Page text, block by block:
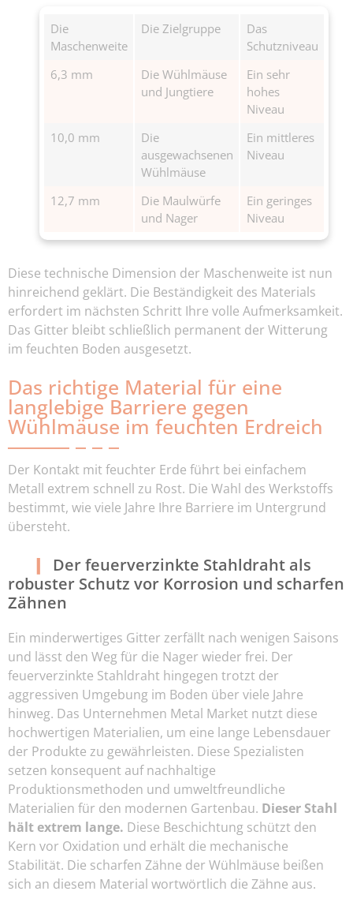
Die
Maschenweite
Die Zielgruppe
Das
Schutzniveau
6,3 mm
Die Wühlmäuse
und Jungtiere
Ein sehr
hohes
Niveau
10,0 mm
Die
ausgewachsenen
Wühlmäuse
Ein mittleres
Niveau
12,7 mm
Die Maulwürfe
und Nager
Ein geringes
Niveau
Diese technische Dimension der Maschenweite ist nun
hinreichend geklärt. Die Beständigkeit des Materials
erfordert im nächsten Schritt Ihre volle Aufmerksamkeit.
Das Gitter bleibt schließlich permanent der Witterung
im feuchten Boden ausgesetzt.
Das richtige Material für eine
langlebige Barriere gegen
Wühlmäuse im feuchten Erdreich
Der Kontakt mit feuchter Erde führt bei einfachem
Metall extrem schnell zu Rost. Die Wahl des Werkstoffs
bestimmt, wie viele Jahre Ihre Barriere im Untergrund
übersteht.
Der feuerverzinkte Stahldraht als
robuster Schutz vor Korrosion und scharfen
Zähnen
Ein minderwertiges Gitter zerfällt nach wenigen Saisons
und lässt den Weg für die Nager wieder frei. Der
feuerverzinkte Stahldraht hingegen trotzt der
aggressiven Umgebung im Boden über viele Jahre
hinweg. Das Unternehmen Metal Market nutzt diese
hochwertigen Materialien, um eine lange Lebensdauer
der Produkte zu gewährleisten. Diese Spezialisten
setzen konsequent auf nachhaltige
Produktionsmethoden und umweltfreundliche
Materialien für den modernen Gartenbau. Dieser Stahl
hält extrem lange. Diese Beschichtung schützt den
Kern vor Oxidation und erhält die mechanische
Stabilität. Die scharfen Zähne der Wühlmäuse beißen
sich an diesem Material wortwörtlich die Zähne aus.